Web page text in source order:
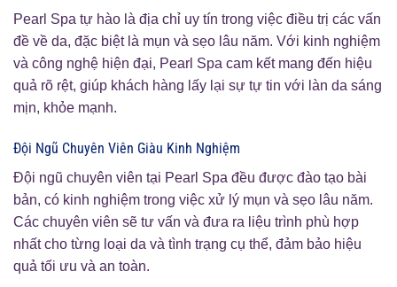
Pearl Spa tự hào là địa chỉ uy tín trong việc điều trị các vấn
đề về da, đặc biệt là mụn và sẹo lâu năm. Với kinh nghiệm
và công nghệ hiện đại, Pearl Spa cam kết mang đến hiệu
quả rõ rệt, giúp khách hàng lấy lại sự tự tin với làn da sáng
mịn, khỏe mạnh.
Đội Ngũ Chuyên Viên Giàu Kinh Nghiệm
Đội ngũ chuyên viên tại Pearl Spa đều được đào tạo bài
bản, có kinh nghiệm trong việc xử lý mụn và sẹo lâu năm.
Các chuyên viên sẽ tư vấn và đưa ra liệu trình phù hợp
nhất cho từng loại da và tình trạng cụ thể, đảm bảo hiệu
quả tối ưu và an toàn.